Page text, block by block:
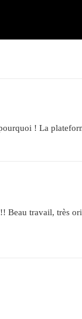
! La
!! Beau travail, très